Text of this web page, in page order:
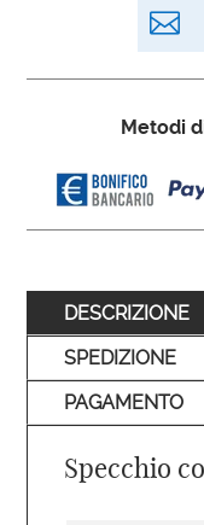

Metodi
DESCRIZIONE
SPEDIZIONE
PAGAMENTO
Specchio